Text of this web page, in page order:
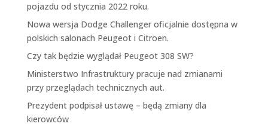
pojazdu od stycznia 2022 roku.
Nowa wersja Dodge Challenger oficjalnie dostępna w
polskich salonach Peugeot i Citroen.
Czy tak będzie wyglądał Peugeot 308 SW?
Ministerstwo Infrastruktury pracuje nad zmianami
przy przeglądach technicznych aut.
Prezydent podpisał ustawę – będą zmiany dla
kierowców